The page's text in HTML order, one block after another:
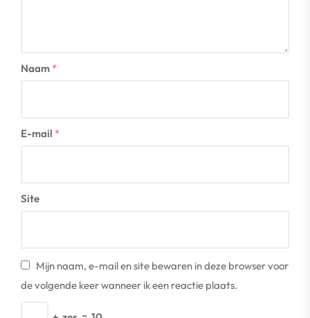
Naam *
E-mail *
Site
Mijn naam, e-mail en site bewaren in deze browser voor
de volgende keer wanneer ik een reactie plaats.